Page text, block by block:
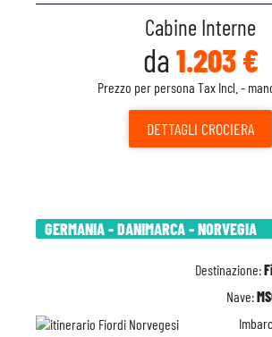
Cabine Interne
da 1.203 €
Prezzo per persona Tax Incl. -
DETTAGLI CROCIERA
GERMANIA - DANIMARCA - NORVEGIA
Destinazione:
Nave: